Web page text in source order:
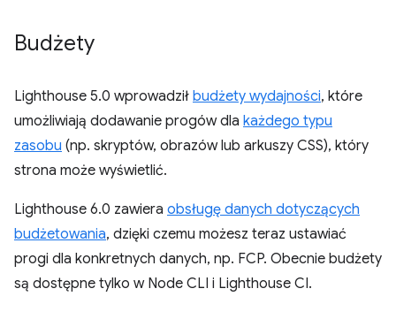
Budżety
Lighthouse 5.0 wprowadził budżety wydajności, które
umożliwiają dodawanie progów dla każdego typu
zasobu (np. skryptów, obrazów lub arkuszy CSS), który
strona może wyświetlić.
Lighthouse 6.0 zawiera obsługę danych dotyczących
budżetowania, dzięki czemu możesz teraz ustawiać
progi dla konkretnych danych, np. FCP. Obecnie budżety
są dostępne tylko w Node CLI i Lighthouse CI.